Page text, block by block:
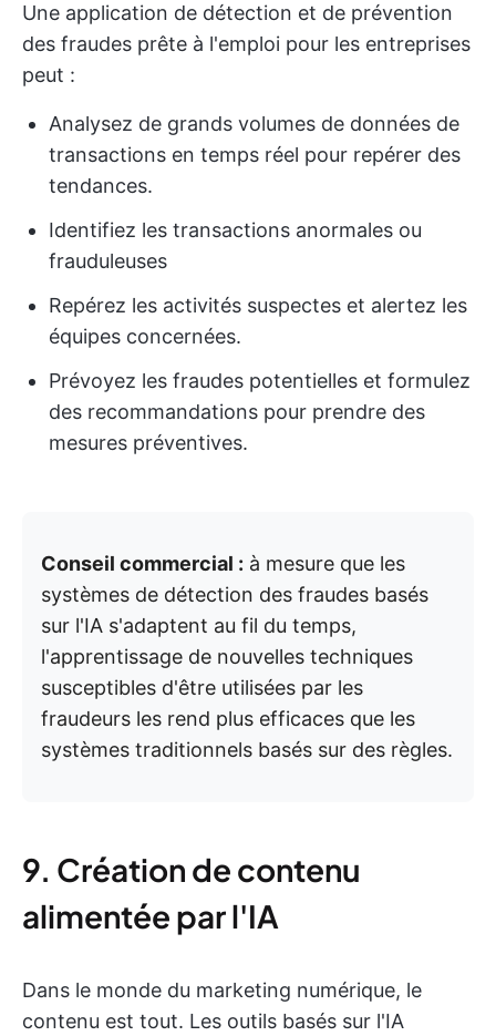
Une application de détection et de prévention
des fraudes prête à l'emploi pour les entreprises
peut :
Analysez de grands volumes de données de
transactions en temps réel pour repérer des
tendances.
Identifiez les transactions anormales ou
frauduleuses
Repérez les activités suspectes et alertez les
équipes concernées.
Prévoyez les fraudes potentielles et formulez
des recommandations pour prendre des
mesures préventives.
Conseil commercial : à mesure que les
systèmes de détection des fraudes basés
sur l'IA s'adaptent au fil du temps,
l'apprentissage de nouvelles techniques
susceptibles d'être utilisées par les
fraudeurs les rend plus efficaces que les
systèmes traditionnels basés sur des règles.
9. Création de contenu
alimentée par l'IA
Dans le monde du marketing numérique, le
contenu est tout. Les outils basés sur l'IA